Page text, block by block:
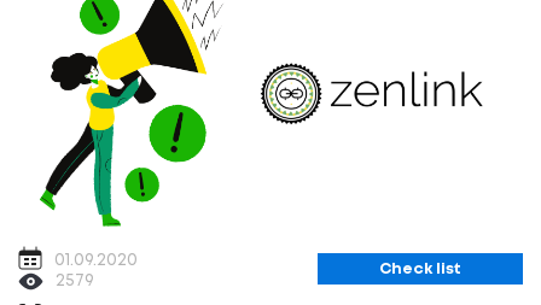
01.09.2020
2579
Сheck list